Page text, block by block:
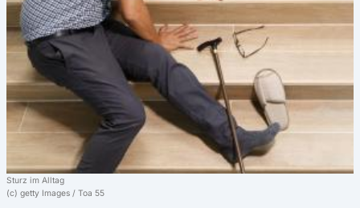
Sturz im Alltag
(c) getty Images / Toa 55